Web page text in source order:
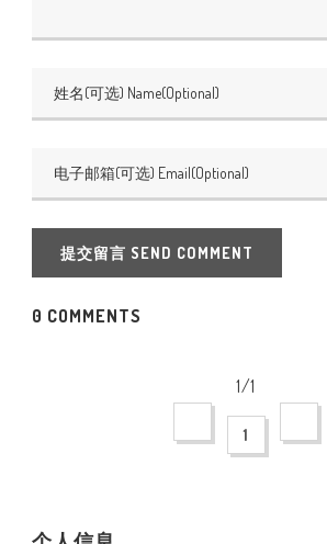
提交留言 SEND COMMENT
0 COMMENTS
1/1
1